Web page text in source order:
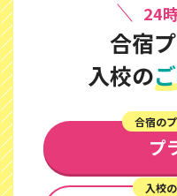
24
合宿
入校の
プ
合宿の
入校